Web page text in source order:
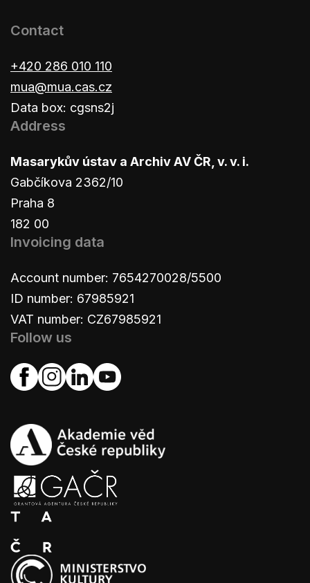
Contact
+420 286 010 110
mua@mua.cas.cz
Data box: cgsns2j
Address
Masarykův ústav a Archiv AV ČR, v. v. i.
Gabčíkova 2362/10
Praha 8
182 00
Invoicing data
Account number: 7654270028/5500
ID number: 67985921
VAT number: CZ67985921
Follow us